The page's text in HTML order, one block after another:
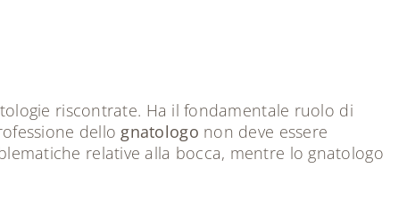
riscontrate. Ha il fondamentale ruolo di
dello gnatologo non deve essere
relative alla bocca, mentre lo gnatologo